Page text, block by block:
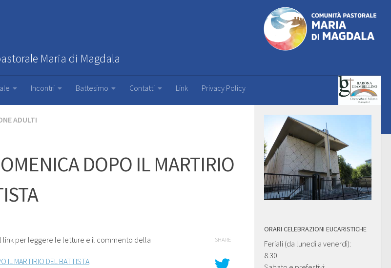
Maria di Magdala
Incontri Battesimo Contatti Link Privacy Policy
ADULTI
DOPO IL MARTIRIO
link per leggere le letture e il commento della
IL MARTIRIO DEL BATTISTA
SHARE
ORARI CELEBRAZIONI EUCARISTICHE
Feriali (da lunedì a venerdì):
8.30